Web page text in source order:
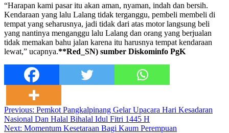
“Harapan kami pasar itu akan aman, nyaman, indah dan bersih.
Kendaraan yang lalu Lalang tidak terganggu, pembeli membeli di
tempat yang seharusnya, jadi tidak dari atas motor langsung beli
yang nantinya menganggu lalu Lalang dan orang yang berjualan
tidak memakan bahu jalan karena itu harusnya tempat kendaraan
lewat,” ucapnya.**Red_SN) sumber Diskominfo PgK
Post
navigation
Previous: Pemkot Pangkalpinang Gelar Upacara Hari Kesadaran
Nasional Dan Halal Bihalal Idul Fitri 1445 H
Next: Momentum Kesetaraan Bagi Kaum Perempuan